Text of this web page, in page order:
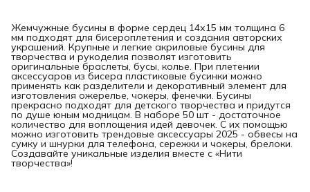
Жемчужные бусины в форме сердец 14х15 мм толщина 6
мм подходят для бисероплетения и создания авторских
украшений. Крупные и легкие акриловые бусины для
творчества и рукоделия позволят изготовить
оригинальные браслеты, бусы, колье. При плетении
аксессуаров из бисера пластиковые бусинки можно
применять как разделители и декоративный элемент для
изготовления ожерелье, чокеры, фенечки. Бусины
прекрасно подходят для детского творчества и придутся
по душе юным модницам. В наборе 50 шт - достаточное
количество для воплощения идей девочек. С их помощью
можно изготовить трендовые аксессуары 2025 - обвесы на
сумку и шнурки для телефона, сережки и чокеры, брелоки.
Создавайте уникальные изделия вместе с «Нити
творчества»!